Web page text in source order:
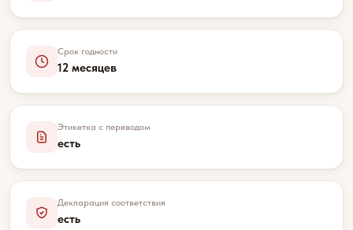
Срок годности
12 месяцев
Этикетка с переводом
есть
Декларация соответствия
есть